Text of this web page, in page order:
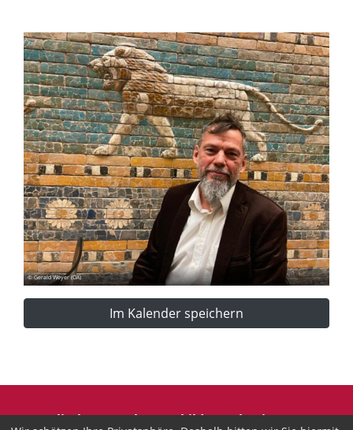
© Gerald Weyer (ÖA)
Im Kalender speichern
Evangelische Erwachsenenbildung Thüringen